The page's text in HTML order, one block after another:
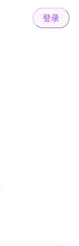
登录